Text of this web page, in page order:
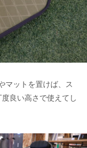
マットを置けば、ス
良い高さで使えてし